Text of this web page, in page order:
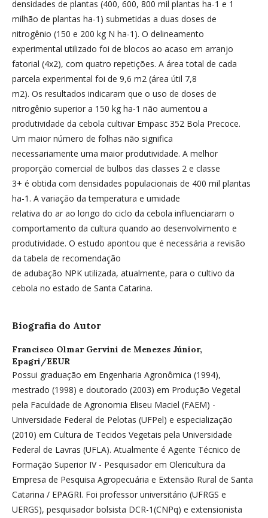
densidades de plantas (400, 600, 800 mil plantas ha-1 e 1
milhão de plantas ha-1) submetidas a duas doses de
nitrogênio (150 e 200 kg N ha-1). O delineamento
experimental utilizado foi de blocos ao acaso em arranjo
fatorial (4x2), com quatro repetições. A área total de cada
parcela experimental foi de 9,6 m2 (área útil 7,8
m2). Os resultados indicaram que o uso de doses de
nitrogênio superior a 150 kg ha-1 não aumentou a
produtividade da cebola cultivar Empasc 352 Bola Precoce.
Um maior número de folhas não significa
necessariamente uma maior produtividade. A melhor
proporção comercial de bulbos das classes 2 e classe
3+ é obtida com densidades populacionais de 400 mil plantas
ha-1. A variação da temperatura e umidade
relativa do ar ao longo do ciclo da cebola influenciaram o
comportamento da cultura quando ao desenvolvimento e
produtividade. O estudo apontou que é necessária a revisão
da tabela de recomendação
de adubação NPK utilizada, atualmente, para o cultivo da
cebola no estado de Santa Catarina.
Biografia do Autor
Francisco Olmar Gervini de Menezes Júnior,
Epagri/EEUR
Possui graduação em Engenharia Agronômica (1994),
mestrado (1998) e doutorado (2003) em Produção Vegetal
pela Faculdade de Agronomia Eliseu Maciel (FAEM) -
Universidade Federal de Pelotas (UFPel) e especialização
(2010) em Cultura de Tecidos Vegetais pela Universidade
Federal de Lavras (UFLA). Atualmente é Agente Técnico de
Formação Superior IV - Pesquisador em Olericultura da
Empresa de Pesquisa Agropecuária e Extensão Rural de Santa
Catarina / EPAGRI. Foi professor universitário (UFRGS e
UERGS), pesquisador bolsista DCR-1(CNPq) e extensionista